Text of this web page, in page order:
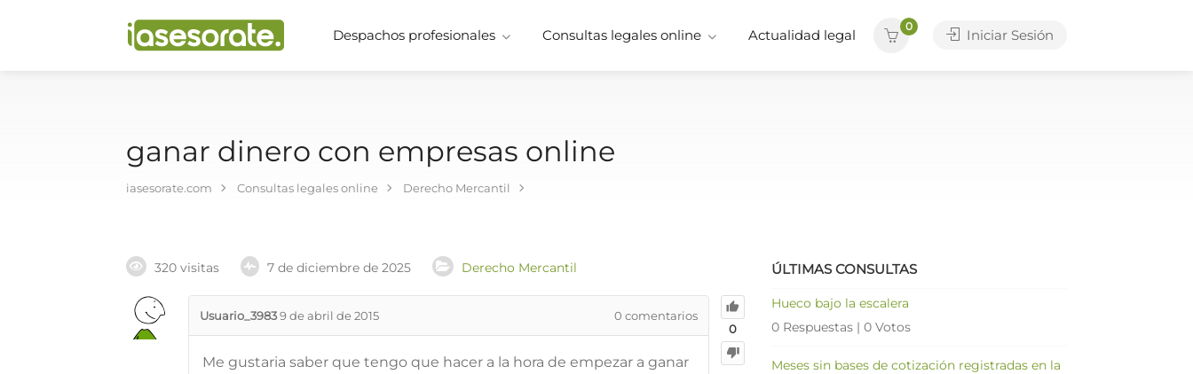
Despachos profesionales Consultas legales online Actualidad legal
0
Iniciar Sesión
ganar dinero con empresas online
iasesorate.com Consultas legales online Derecho Mercantil
320 visitas 7 de diciembre de 2025 Derecho Mercantil
0
Usuario_39839 de abril de 2015 0 comentarios
Me gustaria saber que tengo que hacer a la hora de empezar a ganar
ÚLTIMAS CONSULTAS
Hueco bajo la escalera
0 Respuestas | 0 Votos
Meses sin bases de cotización registradas en la